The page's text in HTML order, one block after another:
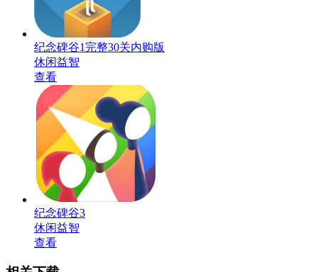
纪念碑谷1完整30关内购版
休闲益智
查看
纪念碑谷3
休闲益智
查看